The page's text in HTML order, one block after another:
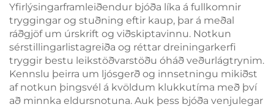
Yfirlýsingarframleiðendur bjóða líka á fullkomnir
tryggingar og stuðning eftir kaup, þar á meðal
ráðgjöf um úrskrift og viðskiptavinnu. Notkun
sérstillingarlistagreiða og réttar dreiningarkerfi
tryggir bestu leikstöðvarstöðu óháð veðurlágtrynim.
Kennslu þeirra um ljósgerð og innsetningu mikiðst
af notkun þingsvél á kvöldum klukkutíma með því
að minnka eldursnotuna. Auk þess bjóða venjulegar